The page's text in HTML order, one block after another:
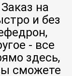
на
и без
- все
здесь,
сможете